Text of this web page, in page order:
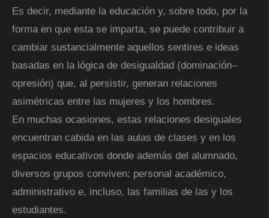
Es decir, mediante la educación y, sobre todo, por la
forma en que esta se imparta, se puede contribuir a
cambiar sustancialmente aquellos sentires e ideas
basadas en la lógica de desigualdad (dominación–
opresión) que, al persistir, generan relaciones
asimétricas entre las mujeres y los hombres.
En muchas ocasiones, estas relaciones desiguales
encuentran cabida en las aulas de clases y en los
espacios educativos donde además del alumnado,
diversos grupos conviven: personal académico,
administrativo e, incluso, las familias de las y los
estudiantes.